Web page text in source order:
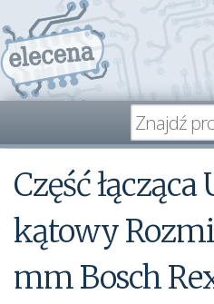
Część
kątowy
mm Bosch